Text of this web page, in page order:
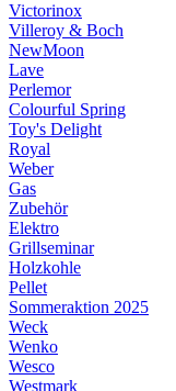
Victorinox
Villeroy & Boch
NewMoon
Lave
Perlemor
Colourful Spring
Toy's Delight
Royal
Weber
Gas
Zubehör
Elektro
Grillseminar
Holzkohle
Pellet
Sommeraktion 2025
Weck
Wenko
Wesco
Westmark